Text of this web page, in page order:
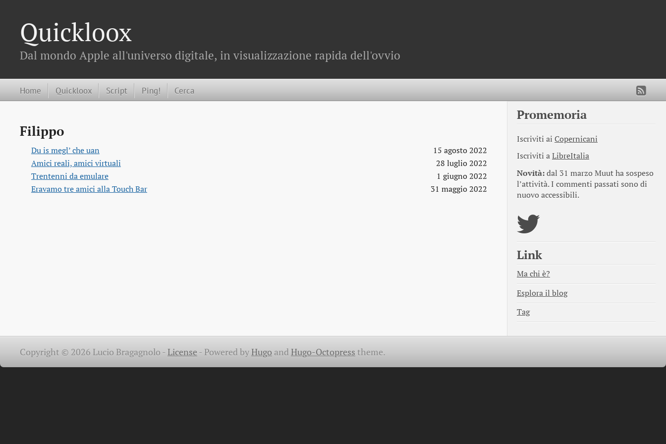
Quickloox
Dal mondo Apple all'universo digitale, in visualizzazione rapida dell'ovvio
Home Quickloox Script Ping! Cerca
Filippo
Du is megl’ che uan
15 agosto 2022
Amici reali, amici virtuali
28 luglio 2022
Trentenni da emulare
1 giugno 2022
Eravamo tre amici alla Touch Bar
31 maggio 2022
Promemoria
Iscriviti ai Copernicani
Iscriviti aLibreItalia
Novità:dal 31 marzo Muut ha sospeso
l’attività. I commenti passati sono di
nuovo accessibili.
Link
Ma chi è?
Esplora il blog
Tag
Copyright © 2026 Lucio Bragagnolo -License -Powered byHugoandHugo-Octopress theme.